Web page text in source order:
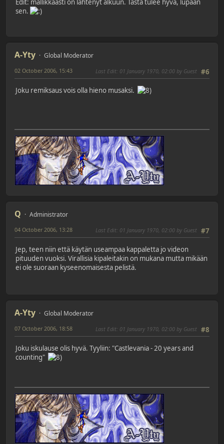
Edit: mallikkaasti on lähtenyt alkuun. Tästä tulee hyvä, lupaan
sen.
A-Yty Global Moderator
#6
02 October 2006, 15:43 Last Edit: 01 January 1970, 02:00 by Guest
Joku remiksaus vois olla hieno musaksi.
Q Administrator
#7
04 October 2006, 13:28 Last Edit: 01 January 1970, 02:00 by Guest
Jep, teen niin että käytän useampaa kappaletta jo videon
pituuden vuoksi. Virallisia kipaleitakin on mukana mutta mikään
ei ole suoraan kyseenomaisesta pelistä.
A-Yty Global Moderator
#8
07 October 2006, 18:58 Last Edit: 01 January 1970, 02:00 by Guest
Joku iskulause olis hyvä. Tyyliin: "Castlevania - 20 years and
counting"